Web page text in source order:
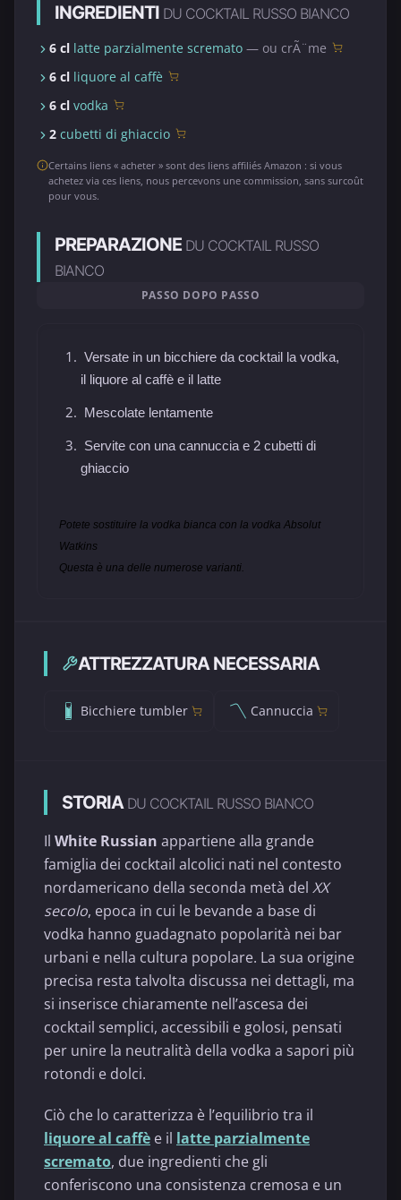
INGREDIENTI DU COCKTAIL RUSSO BIANCO
6 cl latte parzialmente scremato — ou crÃ¨me
6 cl liquore al caffè
6 cl vodka
2 cubetti di ghiaccio
Certains liens « acheter » sont des liens affiliés Amazon : si vous
achetez via ces liens, nous percevons une commission, sans surcoût
pour vous.
PREPARAZIONE DU COCKTAIL RUSSO
BIANCO
PASSO DOPO PASSO
Versate in un bicchiere da cocktail la vodka,
il liquore al caffè e il latte
Mescolate lentamente
Servite con una cannuccia e 2 cubetti di
ghiaccio
Potete sostituire la vodka bianca con la vodka Absolut
Watkins
Questa è una delle numerose varianti.
ATTREZZATURA NECESSARIA
Bicchiere tumbler Cannuccia
STORIA DU COCKTAIL RUSSO BIANCO
Il White Russian appartiene alla grande
famiglia dei cocktail alcolici nati nel contesto
nordamericano della seconda metà del XX
secolo, epoca in cui le bevande a base di
vodka hanno guadagnato popolarità nei bar
urbani e nella cultura popolare. La sua origine
precisa resta talvolta discussa nei dettagli, ma
si inserisce chiaramente nell’ascesa dei
cocktail semplici, accessibili e golosi, pensati
per unire la neutralità della vodka a sapori più
rotondi e dolci.
Ciò che lo caratterizza è l’equilibrio tra il
liquore al caffè e il latte parzialmente
scremato, due ingredienti che gli
conferiscono una consistenza cremosa e un